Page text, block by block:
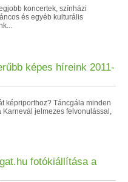
koncertek, színházi
és egyéb kulturális
képes híreink 2011-
képriporthoz? Táncgála minden
Karnevál jelmezes felvonulással,
fotókiállítása a